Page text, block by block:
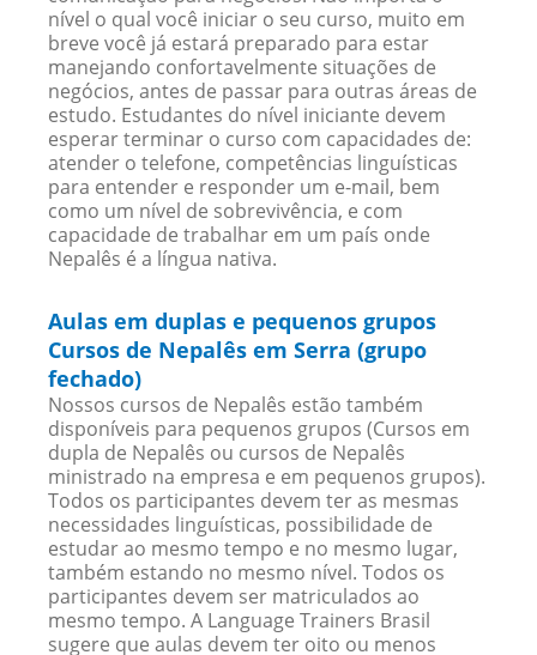
nível o qual você iniciar o seu curso, muito em
breve você já estará preparado para estar
manejando confortavelmente situações de
negócios, antes de passar para outras áreas de
estudo. Estudantes do nível iniciante devem
esperar terminar o curso com capacidades de:
atender o telefone, competências linguísticas
para entender e responder um e-mail, bem
como um nível de sobrevivência, e com
capacidade de trabalhar em um país onde
Nepalês é a língua nativa.
Aulas em duplas e pequenos grupos
Cursos de Nepalês em Serra (grupo
fechado)
Nossos cursos de Nepalês estão também
disponíveis para pequenos grupos (Cursos em
dupla de Nepalês ou cursos de Nepalês
ministrado na empresa e em pequenos grupos).
Todos os participantes devem ter as mesmas
necessidades linguísticas, possibilidade de
estudar ao mesmo tempo e no mesmo lugar,
também estando no mesmo nível. Todos os
participantes devem ser matriculados ao
mesmo tempo. A Language Trainers Brasil
sugere que aulas devem ter oito ou menos